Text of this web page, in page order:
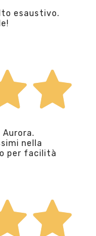
esaustivo.
nella
per facilità